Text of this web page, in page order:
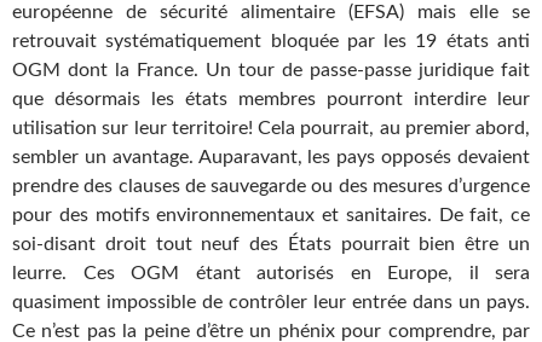
européenne de sécurité alimentaire (EFSA) mais elle se
retrouvait systématiquement bloquée par les 19 états anti
OGM dont la France. Un tour de passe-passe juridique fait
que désormais les états membres pourront interdire leur
utilisation sur leur territoire! Cela pourrait, au premier abord,
sembler un avantage. Auparavant, les pays opposés devaient
prendre des clauses de sauvegarde ou des mesures d’urgence
pour des motifs environnementaux et sanitaires. De fait, ce
soi-disant droit tout neuf des États pourrait bien être un
leurre. Ces OGM étant autorisés en Europe, il sera
quasiment impossible de contrôler leur entrée dans un pays.
Ce n’est pas la peine d’être un phénix pour comprendre, par